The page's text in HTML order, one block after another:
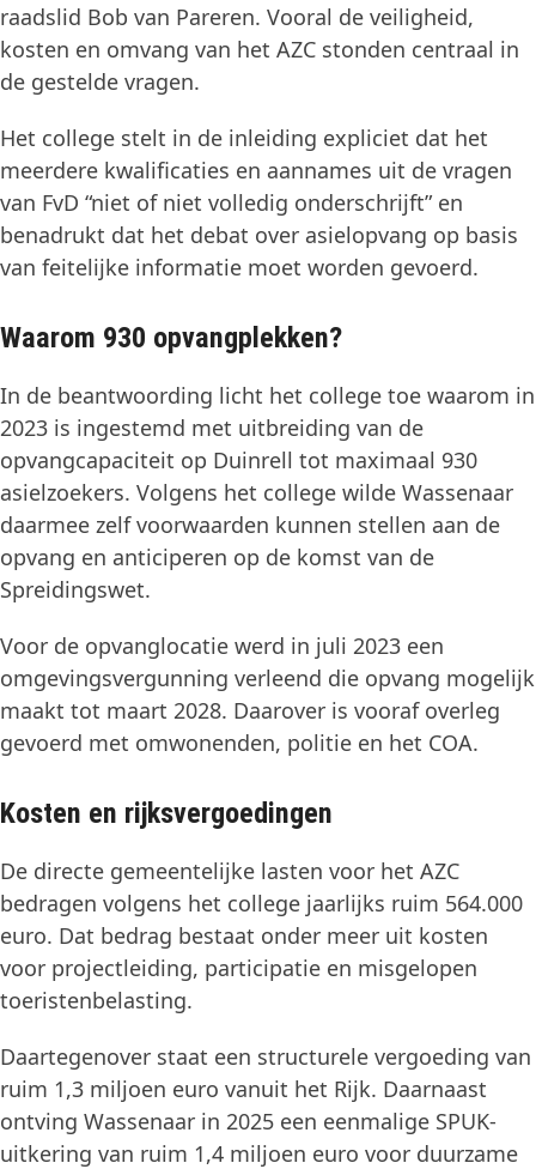
raadslid Bob van Pareren. Vooral de veiligheid,
kosten en omvang van het AZC stonden centraal in
de gestelde vragen.
Het college stelt in de inleiding expliciet dat het
meerdere kwalificaties en aannames uit de vragen
van FvD “niet of niet volledig onderschrijft” en
benadrukt dat het debat over asielopvang op basis
van feitelijke informatie moet worden gevoerd.
Waarom 930 opvangplekken?
In de beantwoording licht het college toe waarom in
2023 is ingestemd met uitbreiding van de
opvangcapaciteit op Duinrell tot maximaal 930
asielzoekers. Volgens het college wilde Wassenaar
daarmee zelf voorwaarden kunnen stellen aan de
opvang en anticiperen op de komst van de
Spreidingswet.
Voor de opvanglocatie werd in juli 2023 een
omgevingsvergunning verleend die opvang mogelijk
maakt tot maart 2028. Daarover is vooraf overleg
gevoerd met omwonenden, politie en het COA.
Kosten en rijksvergoedingen
De directe gemeentelijke lasten voor het AZC
bedragen volgens het college jaarlijks ruim 564.000
euro. Dat bedrag bestaat onder meer uit kosten
voor projectleiding, participatie en misgelopen
toeristenbelasting.
Daartegenover staat een structurele vergoeding van
ruim 1,3 miljoen euro vanuit het Rijk. Daarnaast
ontving Wassenaar in 2025 een eenmalige SPUK-
uitkering van ruim 1,4 miljoen euro voor duurzame